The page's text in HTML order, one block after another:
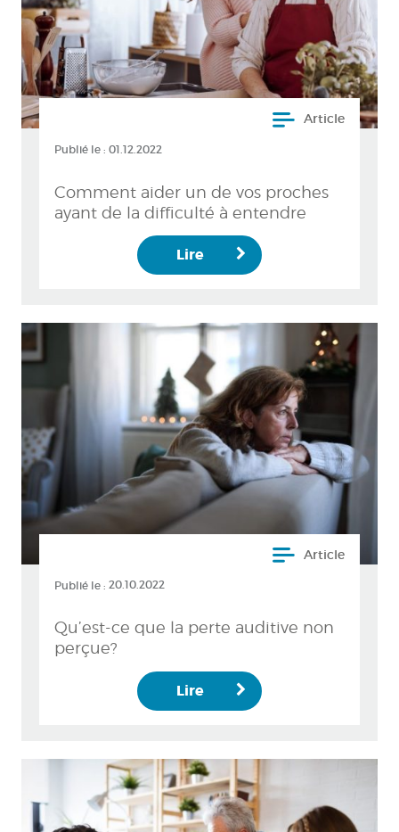
Article
Publié le : 01.12.2022
Comment aider un de vos proches
ayant de la difficulté à entendre
Lire
Article
Publié le : 20.10.2022
Qu’est-ce que la perte auditive non
perçue?
Lire